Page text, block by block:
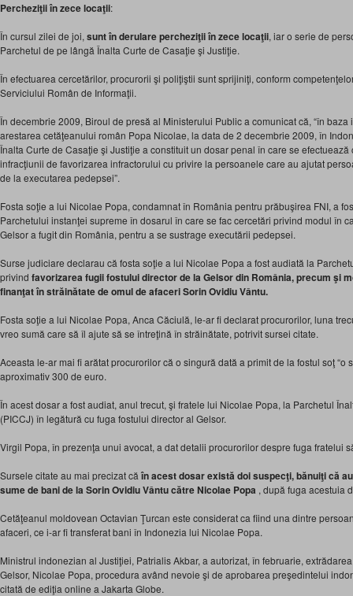
Percheziţii în zece locaţii:
În cursul zilei de joi, sunt în derulare percheziţii în zece locaţii, iar o serie de
Parchetul de pe lângă Înalta Curte de Casaţie şi Justiţie.
În efectuarea cercetărilor, procurorii şi poliţiştii sunt sprijiniţi, conform
Serviciului Român de Informaţii.
În decembrie 2009, Biroul de presă al Ministerului Public a comunicat că, “în
arestarea cetăţeanului român Popa Nicolae, la data de 2 decembrie 2009, în
Înalta Curte de Casaţie şi Justiţie a constituit un dosar penal în care se
infracţiunii de favorizarea infractorului cu privire la persoanele care au ajutat
de la executarea pedepsei”.
Fosta soţie a lui Nicolae Popa, condamnat în România pentru prăbuşirea FNI, a
Parchetului instanţei supreme în dosarul în care se fac cercetări privind modul în
Gelsor a fugit din România, pentru a se sustrage executării pedepsei.
Surse judiciare declarau că fosta soţie a lui Nicolae Popa a fost audiată la
privind favorizarea fugii fostului director de la Gelsor din România, precum şi
finanţat în străinătate de omul de afaceri Sorin Ovidiu Vântu.
Fosta soţie a lui Nicolae Popa, Anca Căciulă, le-ar fi declarat procurorilor, luna
vreo sumă care să îl ajute să se întreţină în străinătate, potrivit sursei citate.
Aceasta le-ar mai fi arătat procurorilor că o singură dată a primit de la fostul soţ “o
aproximativ 300 de euro.
În acest dosar a fost audiat, anul trecut, şi fratele lui Nicolae Popa, la Parchetul
(PICCJ) în legătură cu fuga fostului director al Gelsor.
Virgil Popa, în prezenţa unui avocat, a dat detalii procurorilor despre fuga fratelui
Sursele citate au mai precizat că în acest dosar există doi suspecţi, bănuiţi că
sume de bani de la Sorin Ovidiu Vântu către Nicolae Popa , după fuga acestuia
Cetăţeanul moldovean Octavian Ţurcan este considerat ca fiind una dintre
afaceri, ce i-ar fi transferat bani în Indonezia lui Nicolae Popa.
Ministrul indonezian al Justiţiei, Patrialis Akbar, a autorizat, în februarie,
Gelsor, Nicolae Popa, procedura având nevoie şi de aprobarea preşedintelui
citată de ediţia online a Jakarta Globe.